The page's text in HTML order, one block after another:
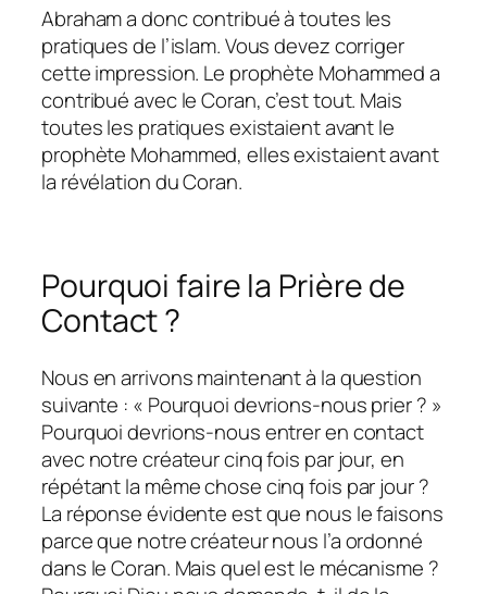
Abraham a donc contribué à toutes les
pratiques de l’islam. Vous devez corriger
cette impression. Le prophète Mohammed a
contribué avec le Coran, c’est tout. Mais
toutes les pratiques existaient avant le
prophète Mohammed, elles existaient avant
la révélation du Coran.
Pourquoi faire la Prière de
Contact ?
Nous en arrivons maintenant à la question
suivante : « Pourquoi devrions-nous prier ? »
Pourquoi devrions-nous entrer en contact
avec notre créateur cinq fois par jour, en
répétant la même chose cinq fois par jour ?
La réponse évidente est que nous le faisons
parce que notre créateur nous l’a ordonné
dans le Coran. Mais quel est le mécanisme ?